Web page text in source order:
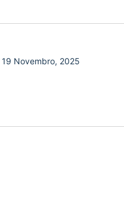
19 Novembro, 2025